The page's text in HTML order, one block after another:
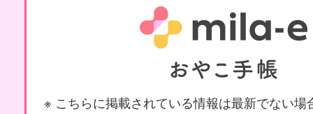
※ こちらに掲載されている情報は最新でない場